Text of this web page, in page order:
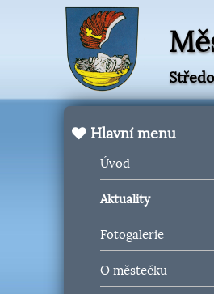
Hlavní menu
Úvod
Aktuality
Fotogalerie
O městečku